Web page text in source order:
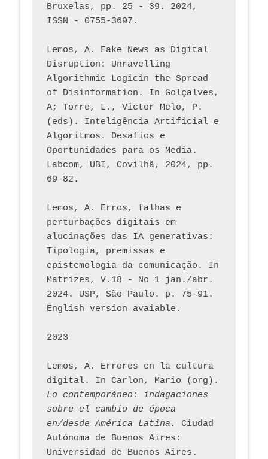
Bruxelas, pp. 25 - 39. 2024,
ISSN - 0755-3697.
Lemos, A. Fake News as Digital
Disruption: Unravelling
Algorithmic Logicin the Spread
of Disinformation. In Golçalves,
A; Torre, L., Victor Melo, P.
(eds). Inteligência Artificial e
Algoritmos. Desafios e
Oportunidades para os Media.
Labcom, UBI, Covilhã, 2024, pp.
69-82.
Lemos, A. Erros, falhas e
perturbações digitais em
alucinações das IA generativas:
Tipologia, premissas e
epistemologia da comunicação. In
Matrizes, V.18 - No 1 jan./abr.
2024. USP, São Paulo. p. 75-91.
English version avaiable.
2023
Lemos, A. Errores en la cultura
Lo contemporáneo: indagaciones
sobre el cambio de época
en/desde América Latina.
Ciudad
Autónoma de Buenos Aires:
Universidad de Buenos Aires.